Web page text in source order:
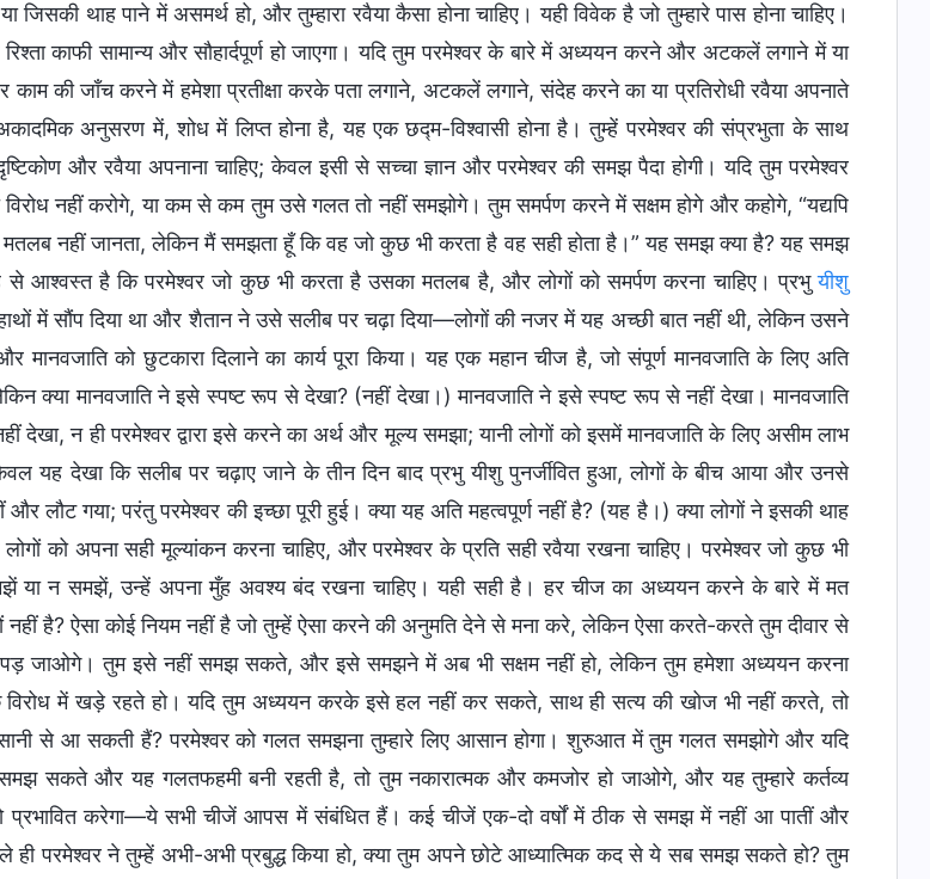
थाह पाने में असमर्थ हो, और तुम्हारा रवैया कैसा होना चाहिए। यही विवेक है जो तुम्हारे पास होना चाहिए।
काफी सामान्य और सौहार्दपूर्ण हो जाएगा। यदि तुम परमेश्वर के बारे में अध्ययन करने और अटकलें लगाने में या
काम की जाँच करने में हमेशा प्रतीक्षा करके पता लगाने, अटकलें लगाने, संदेह करने का या प्रतिरोधी रवैया अपनाते
अकादमिक अनुसरण में, शोध में लिप्त होना है, यह एक छद्म-विश्वासी होना है। तुम्हें परमेश्वर की संप्रभुता के साथ
और रवैया अपनाना चाहिए; केवल इसी से सच्चा ज्ञान और परमेश्वर की समझ पैदा होगी। यदि तुम परमेश्वर
नहीं करोगे, या कम से कम तुम उसे गलत तो नहीं समझोगे। तुम समर्पण करने में सक्षम होगे और कहोगे, “यद्यपि
नहीं जानता, लेकिन मैं समझता हूँ कि वह जो कुछ भी करता है वह सही होता है।” यह समझ क्या है? यह समझ
से आश्वस्त है कि परमेश्वर जो कुछ भी करता है उसका मतलब है, और लोगों को समर्पण करना चाहिए। प्रभुयीशु
में सौंप दिया था और शैतान ने उसे सलीब पर चढ़ा दिया—लोगों की नजर में यह अच्छी बात नहीं थी, लेकिन उसने
मानवजाति को छुटकारा दिलाने का कार्य पूरा किया। यह एक महान चीज है, जो संपूर्ण मानवजाति के लिए अति
क्या मानवजाति ने इसे स्पष्ट रूप से देखा? (नहीं देखा।) मानवजाति ने इसे स्पष्ट रूप से नहीं देखा। मानवजाति
देखा, न ही परमेश्वर द्वारा इसे करने का अर्थ और मूल्य समझा; यानी लोगों को इसमें मानवजाति के लिए असीम लाभ
केवल यह देखा कि सलीब पर चढ़ाए जाने के तीन दिन बाद प्रभु यीशु पुनर्जीवित हुआ, लोगों के बीच आया और उनसे
और लौट गया; परंतु परमेश्वर की इच्छा पूरी हुई। क्या यह अति महत्वपूर्ण नहीं है? (यह है।) क्या लोगों ने इसकी थाह
को अपना सही मूल्यांकन करना चाहिए, और परमेश्वर के प्रति सही रवैया रखना चाहिए। परमेश्वर जो कुछ भी
या न समझें, उन्हें अपना मुँह अवश्य बंद रखना चाहिए। यही सही है। हर चीज का अध्ययन करने के बारे में मत
नहीं है? ऐसा कोई नियम नहीं है जो तुम्हें ऐसा करने की अनुमति देने से मना करे, लेकिन ऐसा करते-करते तुम दीवार से
जाओगे। तुम इसे नहीं समझ सकते, और इसे समझने में अब भी सक्षम नहीं हो, लेकिन तुम हमेशा अध्ययन करना
विरोध में खड़े रहते हो। यदि तुम अध्ययन करके इसे हल नहीं कर सकते, साथ ही सत्य की खोज भी नहीं करते, तो
से आ सकती हैं? परमेश्वर को गलत समझना तुम्हारे लिए आसान होगा। शुरुआत में तुम गलत समझोगे और यदि
सकते और यह गलतफहमी बनी रहती है, तो तुम नकारात्मक और कमजोर हो जाओगे, और यह तुम्हारे कर्तव्य
करेगा—ये सभी चीजें आपस में संबंधित हैं। कई चीजें एक-दो वर्षों में ठीक से समझ में नहीं आ पातीं और
ही परमेश्वर ने तुम्हें अभी-अभी प्रबुद्ध किया हो, क्या तुम अपने छोटे आध्यात्मिक कद से ये सब समझ सकते हो? तुम